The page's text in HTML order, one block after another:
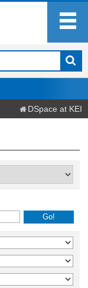
DSpace at KEI